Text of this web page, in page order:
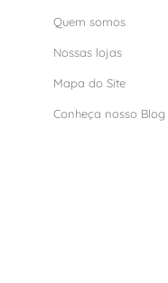
Quem somos
Nossas lojas
Mapa do Site
Conheça nosso Blog